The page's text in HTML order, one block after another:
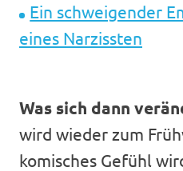
Ein schweigender
eines Narzissten
Was sich dann
wird wieder zum
komisches Gefühl